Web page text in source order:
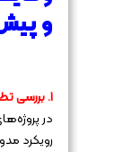
و
1. بررسی تطابق طرح‌ها و نقشه‌ها با فرآیند مدولار
در
رویکرد